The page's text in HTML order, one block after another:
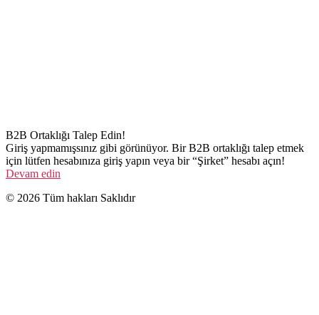
B2B Ortaklığı Talep Edin!
Giriş yapmamışsınız gibi görünüyor. Bir B2B ortaklığı talep etmek
için lütfen hesabınıza giriş yapın veya bir “Şirket” hesabı açın!
Devam edin
© 2026 Tüm hakları Saklıdır